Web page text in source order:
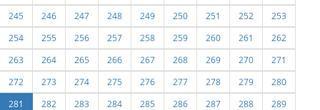
245
246 247 248 249 250 251 252
253
254
255 256 257 258 259 260 261
262
263
264 265 266 267 268 269 270
271
272
273 274 275 276 277 278 279
280
281
282 283 284 285 286 287 288
289